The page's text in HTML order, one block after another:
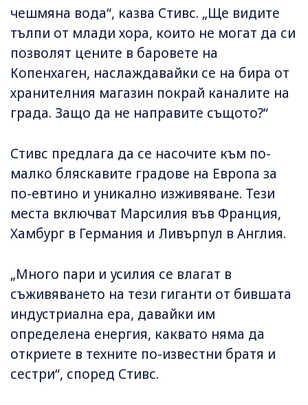
чешмяна вода“, казва Стивс. „Ще видите
тълпи от млади хора, които не могат да си
позволят цените в баровете на
Копенхаген, наслаждавайки се на бира от
хранителния магазин покрай каналите на
града. Защо да не направите същото?“
Стивс предлага да се насочите към по-
малко бляскавите градове на Европа за
по-евтино и уникално изживяване. Тези
места включват Марсилия във Франция,
Хамбург в Германия и Ливърпул в Англия.
„Много пари и усилия се влагат в
съживяването на тези гиганти от бившата
индустриална ера, давайки им
определена енергия, каквато няма да
откриете в техните по-известни братя и
сестри“, според Стивс.